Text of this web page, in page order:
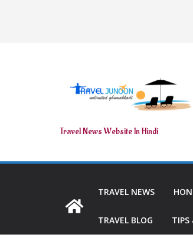
Travel News Website In Hindi
TRAVEL NEWS
TRAVEL BLOG TIPS